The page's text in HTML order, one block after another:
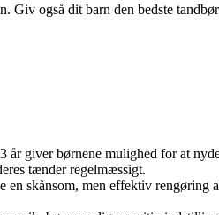
også dit barn den bedste
år giver børnene mulighed for at
tænder regelmæssigt.
en skånsom, men effektiv